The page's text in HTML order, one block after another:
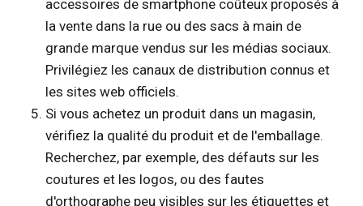
accessoires de smartphone coûteux proposés à
la vente dans la rue ou des sacs à main de
grande marque vendus sur les médias sociaux.
Privilégiez les canaux de distribution connus et
les sites web officiels.
Si vous achetez un produit dans un magasin,
vérifiez la qualité du produit et de l'emballage.
Recherchez, par exemple, des défauts sur les
coutures et les logos, ou des fautes
d'orthographe peu visibles sur les étiquettes et